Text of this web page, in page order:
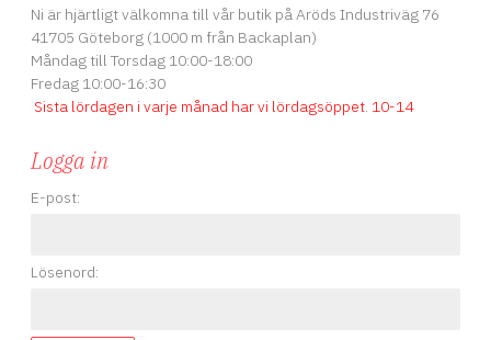
Ni är hjärtligt välkomna till vår butik på Aröds Industriväg 76
41705 Göteborg (1000 m från Backaplan)
Måndag till Torsdag 10:00-18:00
Fredag 10:00-16:30
Sista lördagen i varje månad har vi lördagsöppet. 10-14
Logga in
E-post:
Lösenord: